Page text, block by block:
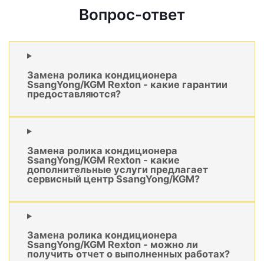
Вопрос-ответ
Замена ролика кондиционера
SsangYong/KGM Rexton - какие гарантии
предоставляются?
Замена ролика кондиционера
SsangYong/KGM Rexton - какие
дополнительные услуги предлагает
сервисный центр SsangYong/KGM?
Замена ролика кондиционера
SsangYong/KGM Rexton - можно ли
получить отчет о выполненных работах?